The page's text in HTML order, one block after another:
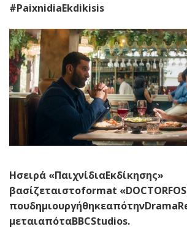
#PaixnidiaEkdikisis
Hσειρά «ΠαιχνίδιαΕκδίκησης»
βασίζεταιστοformat «
πουδημιουργήθηκεαπότην
μεταιαπόταBBCStudios.